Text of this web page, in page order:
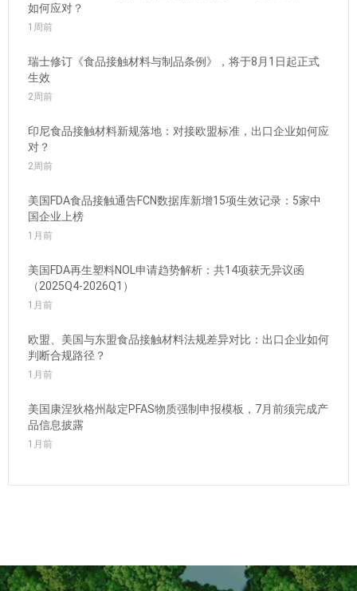
如何应对？
1周前
瑞士修订《食品接触材料与制品条例》，将于8月1日起正式
生效
2周前
印尼食品接触材料新规落地：对接欧盟标准，出口企业如何应
对？
2周前
美国FDA食品接触通告FCN数据库新增15项生效记录：5家中
国企业上榜
1月前
美国FDA再生塑料NOL申请趋势解析：共14项获无异议函
（2025Q4-2026Q1）
1月前
欧盟、美国与东盟食品接触材料法规差异对比：出口企业如何
判断合规路径？
1月前
美国康涅狄格州敲定PFAS物质强制申报模板，7月前须完成产
品信息披露
1月前